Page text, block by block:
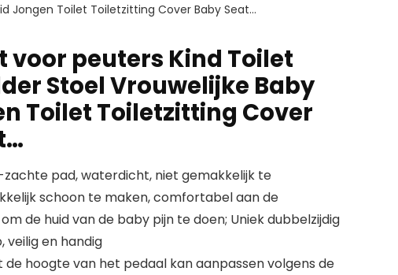
Jongen Toilet Toiletzitting Cover Baby Seat…
voor peuters Kind Toilet
Stoel Vrouwelijke Baby
Toilet Toiletzitting Cover
zachte pad, waterdicht, niet gemakkelijk te
schoon te maken, comfortabel aan de
de huid van de baby pijn te doen; Uniek dubbelzijdig
en handig
de hoogte van het pedaal kan aanpassen volgens de